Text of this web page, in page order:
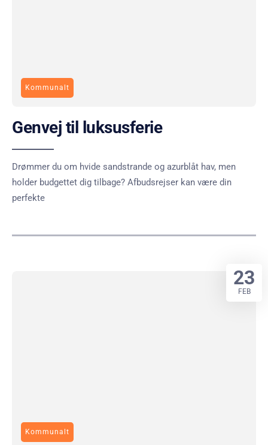
Kommunalt
Genvej til luksusferie
Drømmer du om hvide sandstrande og azurblåt hav, men
holder budgettet dig tilbage? Afbudsrejser kan være din
perfekte
Kommunalt
23
FEB